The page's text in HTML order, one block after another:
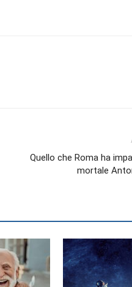
Quello che Roma ha
mortale